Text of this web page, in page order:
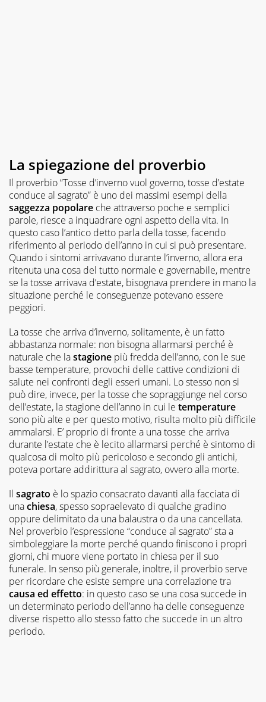
La spiegazione del proverbio
Il proverbio “Tosse d’inverno vuol governo, tosse d’estate
conduce al sagrato” è uno dei massimi esempi della
saggezza popolare che attraverso poche e semplici
parole, riesce a inquadrare ogni aspetto della vita. In
questo caso l’antico detto parla della tosse, facendo
riferimento al periodo dell’anno in cui si può presentare.
Quando i sintomi arrivavano durante l’inverno, allora era
ritenuta una cosa del tutto normale e governabile, mentre
se la tosse arrivava d’estate, bisognava prendere in mano la
situazione perché le conseguenze potevano essere
peggiori.
La tosse che arriva d’inverno, solitamente, è un fatto
abbastanza normale: non bisogna allarmarsi perché è
naturale che lastagione più fredda dell’anno, con le sue
basse temperature, provochi delle cattive condizioni di
salute nei confronti degli esseri umani. Lo stesso non si
può dire, invece, per la tosse che sopraggiunge nel corso
dell’estate, la stagione dell’anno in cui le temperature
sono più alte e per questo motivo, risulta molto più difficile
ammalarsi. E’ proprio di fronte a una tosse che arriva
durante l’estate che è lecito allarmarsi perché è sintomo di
qualcosa di molto più pericoloso e secondo gli antichi,
poteva portare addirittura al sagrato, ovvero alla morte.
Il sagrato è lo spazio consacrato davanti alla facciata di
unachiesa, spesso sopraelevato di qualche gradino
oppure delimitato da una balaustra o da una cancellata.
Nel proverbio l’espressione “conduce al sagrato” sta a
simboleggiare la morte perché quando finiscono i propri
giorni, chi muore viene portato in chiesa per il suo
funerale. In senso più generale, inoltre, il proverbio serve
per ricordare che esiste sempre una correlazione tra
causa ed effetto: in questo caso se una cosa succede in
un determinato periodo dell’anno ha delle conseguenze
diverse rispetto allo stesso fatto che succede in un altro
periodo.